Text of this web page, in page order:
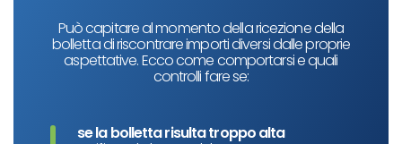
Può capitare al momento della ricezione della
bolletta di riscontrare importi diversi dalle proprie
aspettative. Ecco come comportarsi e quali
controlli fare se:
se la bolletta risulta troppo alta